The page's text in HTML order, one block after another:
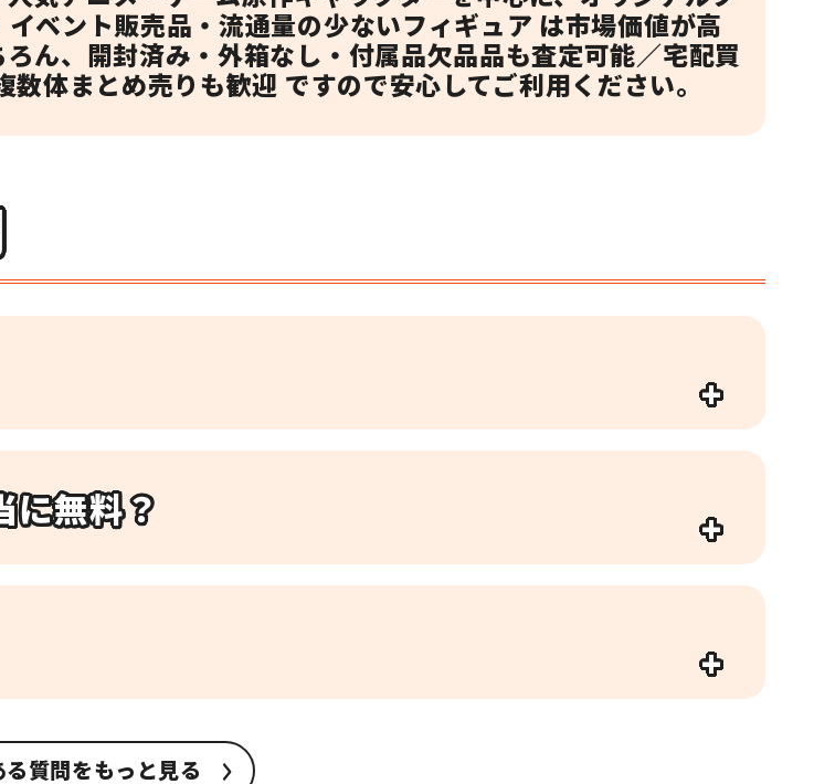
ベント販売品・流通量の少ないフィギュア は市場価値が高
ん、開封済み・外箱なし・付属品欠品品も査定可能／宅配買
体まとめ売りも歓迎 ですので安心してご利用ください。
に無料？
る質問をもっと見る